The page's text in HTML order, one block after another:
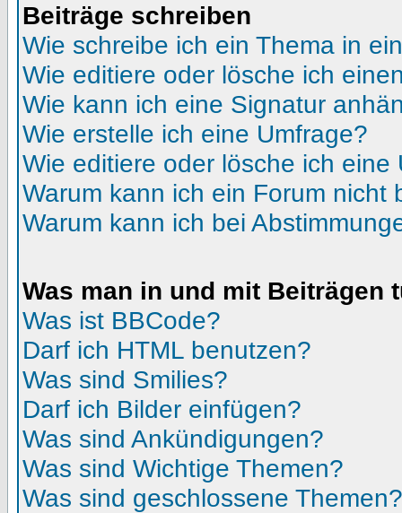
Beiträge schreiben
Wie schreibe ich ein Thema in
Wie editiere oder lösche ich
Wie kann ich eine Signatur
Wie erstelle ich eine Umfrage?
Wie editiere oder lösche ich eine
Warum kann ich ein Forum nicht
Warum kann ich bei
Was man in und mit Beiträgen
Was ist BBCode?
Darf ich HTML benutzen?
Was sind Smilies?
Darf ich Bilder einfügen?
Was sind Ankündigungen?
Was sind Wichtige Themen?
Was sind geschlossene Themen?